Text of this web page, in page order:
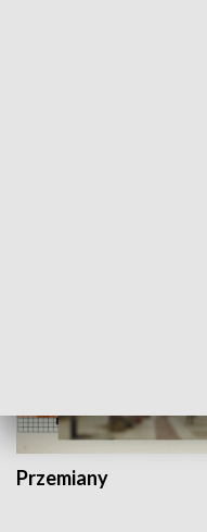
Przemiany